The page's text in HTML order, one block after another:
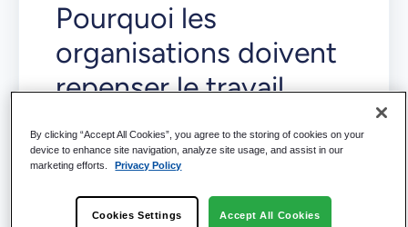
Pourquoi les
organisations doivent
repenser le travail
intellectuel
Unlocking the Value of Knowledge Work
que les organisations perdent lorsque des
employés hautement qualifiés sont
By clicking “Accept All Cookies”, you agree to the storing of cookies on your
device to enhance site navigation, analyze site usage, and assist in our
marketing efforts.
Privacy Policy
Cookies Settings Accept All Cookies